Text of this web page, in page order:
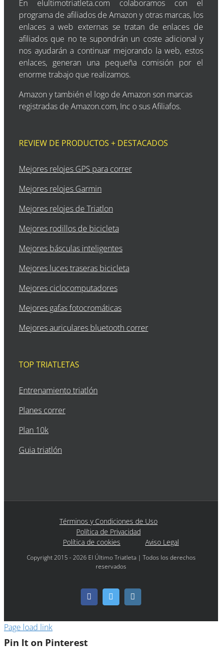
En elultimotriatleta.com colaboramos con el
programa de afiliados de Amazon y otras marcas, los
enlaces a web externas se tratan de enlaces de
afiliados que no te supondrán un coste adicional y
nos ayudarán a continuar mejorando la web, estos
enlaces, generan una pequeña comisión por el
enorme trabajo que realizamos.
Amazon y también el logo de Amazon son marcas
registradas de Amazon.com, Inc o sus Afiliafos.
REVIEW DE PRODUCTOS + DESTACADOS
Mejores relojes GPS para correr
Mejores relojes Garmin
Mejores relojes de Triatlon
Mejores rodillos de bicicleta
Mejores básculas inteligentes
Mejores luces traseras bicicleta
Mejores ciclocomputadores
Mejores gafas fotocromáticas
Mejores auriculares bluetooth correr
TOP TRIATLETAS
Entrenamiento triatlón
Planes correr
Plan 10k
Guia triatlón
Términos y Condiciones de Uso
Política de Privacidad
Política de cookies
Aviso Legal
Copyright 2015 - 2026 El Último Triatleta | Todos los derechos
reservados
FacebookTwitter
Page load link
Pin It on Pinterest